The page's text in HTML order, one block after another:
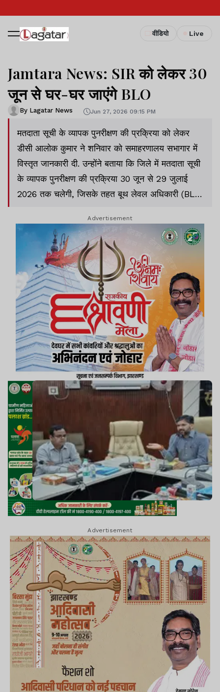
वीडियो Live
Jamtara News: SIR को लेकर 30
जून से घर-घर जाएंगे BLO
By Lagatar News Jun 27, 2026 09:15 PM
मतदाता सूची के व्यापक पुनरीक्षण की प्रक्रिया को लेकर
डीसी आलोक कुमार ने शनिवार को समाहरणालय सभागार में
विस्तृत जानकारी दी. उन्होंने बताया कि जिले में मतदाता सूची
के व्यापक पुनरीक्षण की प्रक्रिया 30 जून से 29 जुलाई
2026 तक चलेगी, जिसके तहत बूथ लेवल अधिकारी (BLO)
Advertisement
Advertisement